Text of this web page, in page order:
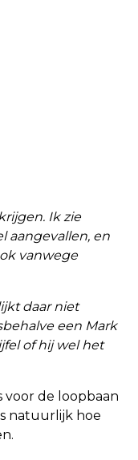
Ik zie
aangevallen, en
vanwege
daar niet
een Mark
of hij wel het
voor de loopbaan
natuurlijk hoe